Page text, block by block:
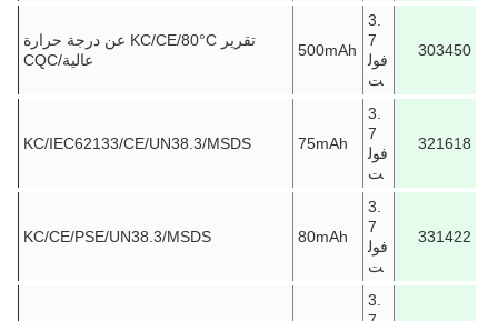
303450
3.
7
فول
ت
500mAh
تقرير KC/CE/80°C عن درجة حرارة
عالية/CQC
321618
3.
7
فول
ت
75mAh
KC/IEC62133/CE/UN38.3/MSDS
331422
3.
7
فول
ت
80mAh
KC/CE/PSE/UN38.3/MSDS
3.